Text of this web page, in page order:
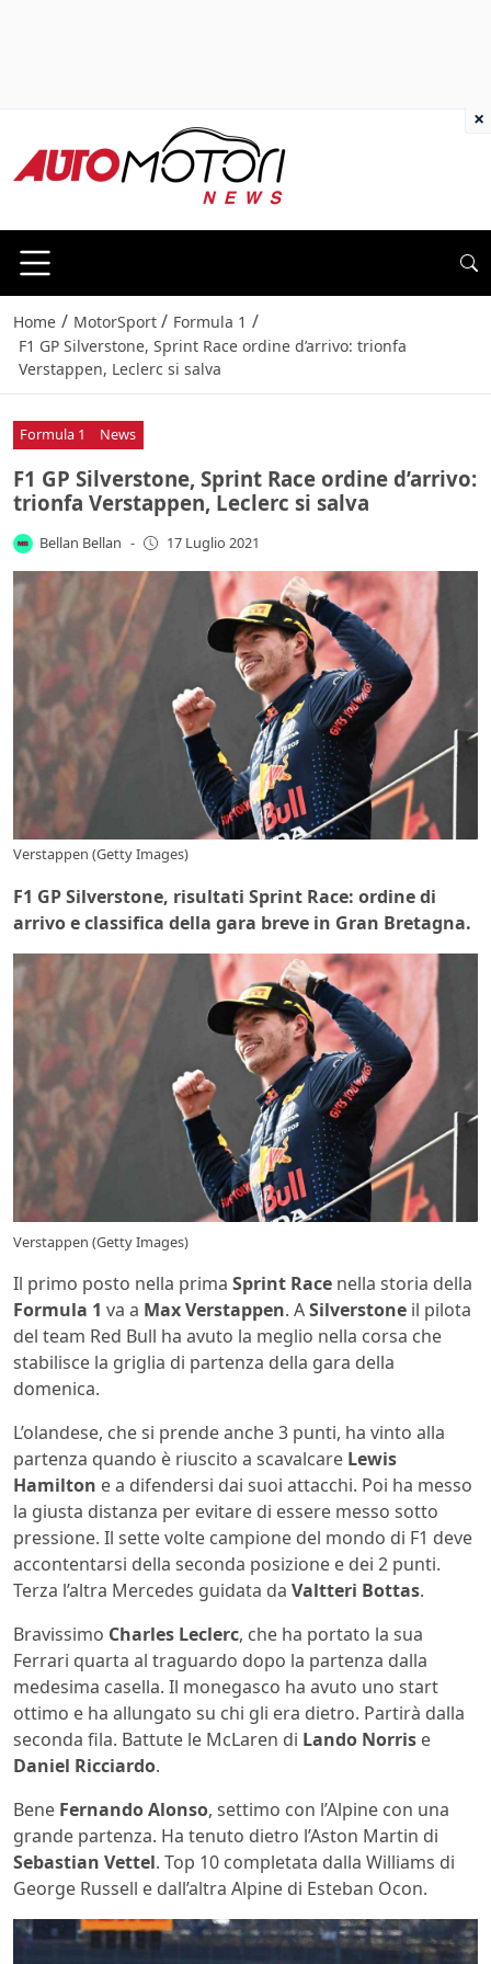
Home / MotorSport / Formula 1 /
F1 GP Silverstone, Sprint Race ordine d’arrivo: trionfa
Verstappen, Leclerc si salva
Formula 1 News
F1 GP Silverstone, Sprint Race ordine d’arrivo:
trionfa Verstappen, Leclerc si salva
Bellan Bellan - 17 Luglio 2021
Verstappen (Getty Images)
F1 GP Silverstone, risultati Sprint Race: ordine di
arrivo e classifica della gara breve in Gran Bretagna.
Verstappen (Getty Images)
Il primo posto nella prima Sprint Race nella storia della
Formula 1 va a Max Verstappen. ASilverstone il pilota
del team Red Bull ha avuto la meglio nella corsa che
stabilisce la griglia di partenza della gara della
domenica.
L’olandese, che si prende anche 3 punti, ha vinto alla
partenza quando è riuscito a scavalcare Lewis
Hamilton e a difendersi dai suoi attacchi. Poi ha messo
la giusta distanza per evitare di essere messo sotto
pressione. Il sette volte campione del mondo di F1 deve
accontentarsi della seconda posizione e dei 2 punti.
Terza l’altra Mercedes guidata da Valtteri Bottas.
Bravissimo Charles Leclerc, che ha portato la sua
Ferrari quarta al traguardo dopo la partenza dalla
medesima casella. Il monegasco ha avuto uno start
ottimo e ha allungato su chi gli era dietro. Partirà dalla
seconda fila. Battute le McLaren di Lando Norris e
Daniel Ricciardo.
Bene Fernando Alonso, settimo con l’Alpine con una
grande partenza. Ha tenuto dietro l’Aston Martin di
Sebastian Vettel. Top 10 completata dalla Williams di
George Russell e dall’altra Alpine di Esteban Ocon.
×